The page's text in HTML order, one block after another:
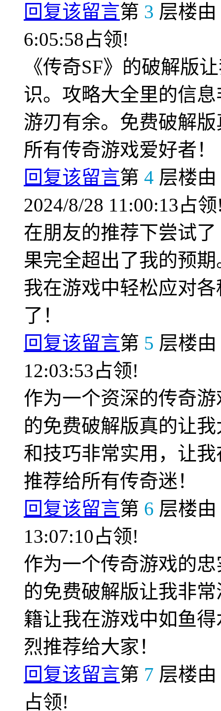
回复该留言第 3 层楼由
6:05:58占领!
《传奇SF》的破解版
识。攻略大全里的信
游刃有余。免费破解
所有传奇游戏爱好者！
回复该留言第 4 层楼由
2024/8/28 11:00:13占
在朋友的推荐下尝试
果完全超出了我的预
我在游戏中轻松应对
了！
回复该留言第 5 层楼由
12:03:53占领!
作为一个资深的传奇
的免费破解版真的让
和技巧非常实用，让
推荐给所有传奇迷！
回复该留言第 6 层楼由
13:07:10占领!
作为一个传奇游戏的
的免费破解版让我非
籍让我在游戏中如鱼
烈推荐给大家！
回复该留言第 7 层楼由
占领!